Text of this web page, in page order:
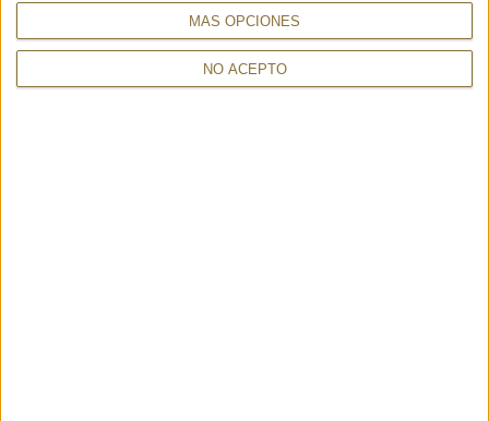
MÁS OPCIONES
NO ACEPTO